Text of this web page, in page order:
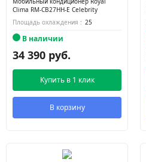
Clima RM-СB27HH-E Celebrity
Площадь охлаждения : 25
В наличии
34 390 руб.
Купить в 1 клик
В корзину